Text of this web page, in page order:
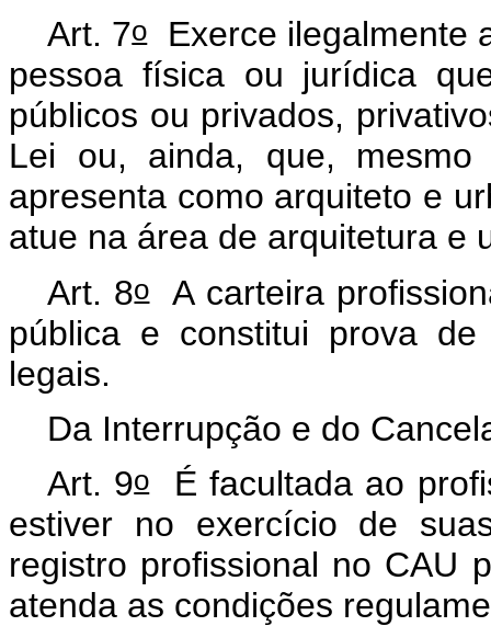
Art. 7oExerce ilegalmente
pessoa física ou jurídica
públicos ou privados,
Lei ou, ainda, que,
apresenta como arquiteto e
atue na área de arquitetura e
Art. 8oA carteira
pública e constitui prova
legais.
Da Interrupção e do
Art. 9oÉ facultada ao
estiver no exercício de
registro profissional no CAU
atenda as condições